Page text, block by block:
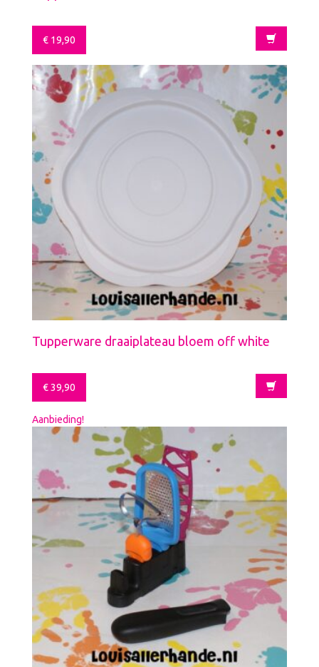
€ 19,90
Tupperware draaiplateau bloem off white
€39,90
Aanbieding!